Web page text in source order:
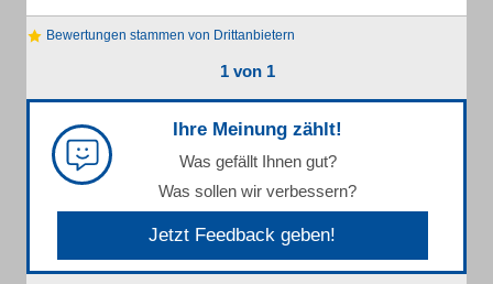
Bewertungen stammen von Drittanbietern
1 von 1
Ihre Meinung zählt!
Was gefällt Ihnen gut?
Was sollen wir verbessern?
Jetzt Feedback geben!